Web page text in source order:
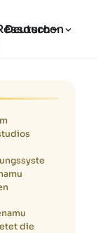
Deutsch
die